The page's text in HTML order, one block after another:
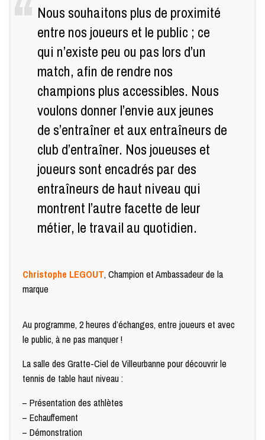
Nous souhaitons plus de proximité
entre nos joueurs et le public ; ce
qui n’existe peu ou pas lors d’un
match, afin de rendre nos
champions plus accessibles. Nous
voulons donner l’envie aux jeunes
de s’entraîner et aux entraîneurs de
club d’entraîner. Nos joueuses et
joueurs sont encadrés par des
entraîneurs de haut niveau qui
montrent l’autre facette de leur
métier, le travail au quotidien.
Christophe LEGOUT, Champion et Ambassadeur de la
marque
Au programme, 2 heures d’échanges, entre joueurs et avec
le public, à ne pas manquer !
La salle des Gratte-Ciel de Villeurbanne pour découvrir le
tennis de table haut niveau :
– Présentation des athlètes
– Echauffement
– Démonstration